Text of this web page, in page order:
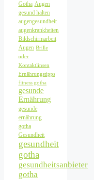
Gotha Augen
gesund halten
augengesundheit
augenkrankheiten
Bildschirmarbeit
Augen Brille
oder
Kontaktlinsen
Ernährungstipps
fitness gotha
gesunde
Ernährung
gesunde
ernährung
gotha
Gesundheit
gesundheit
gotha
gesundheitsanbieter
gotha